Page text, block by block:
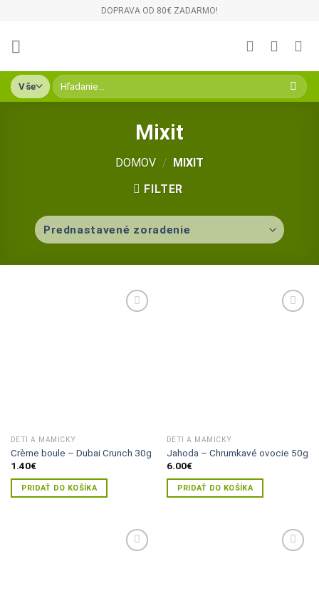
content
DOPRAVA OD 80€ ZADARMO!
Hľadať:
Mixit
DOMOV /
MIXIT
FILTER
DETI A MAMIČKY
Crème boule – Dubai Crunch 30g
1.40€
PRIDAŤ DO KOŠÍKA
DETI A MAMIČKY
Jahoda – Chrumkavé ovocie 50g
6.00€
PRIDAŤ DO KOŠÍKA